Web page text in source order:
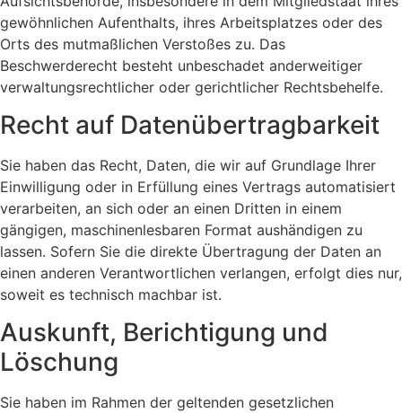
gewöhnlichen Aufenthalts, ihres Arbeitsplatzes oder des
Orts des mutmaßlichen Verstoßes zu. Das
Beschwerderecht besteht unbeschadet anderweitiger
verwaltungsrechtlicher oder gerichtlicher Rechtsbehelfe.
Recht auf Daten­übertrag­barkeit
Sie haben das Recht, Daten, die wir auf Grundlage Ihrer
Einwilligung oder in Erfüllung eines Vertrags automatisiert
verarbeiten, an sich oder an einen Dritten in einem
gängigen, maschinenlesbaren Format aushändigen zu
lassen. Sofern Sie die direkte Übertragung der Daten an
einen anderen Verantwortlichen verlangen, erfolgt dies nur,
soweit es technisch machbar ist.
Auskunft, Berichtigung und
Löschung
Sie haben im Rahmen der geltenden gesetzlichen